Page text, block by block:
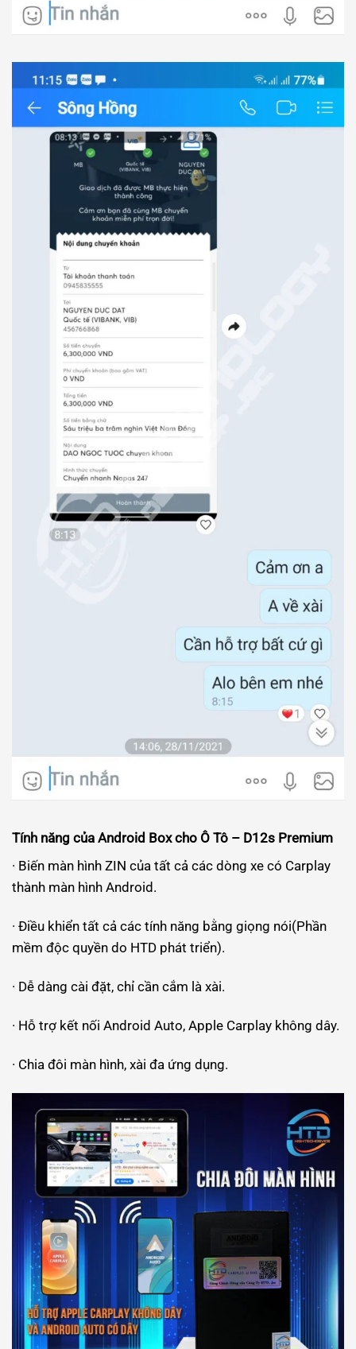
Tính năng của Android Box cho Ô Tô – D12s Premium
· Biến màn hình ZIN của tất cả các dòng xe có Carplay
thành màn hình Android.
· Điều khiển tất cả các tính năng bằng giọng nói(Phần
mềm độc quyền do HTD phát triển).
· Dễ dàng cài đặt, chỉ cần cắm là xài.
· Hỗ trợ kết nối Android Auto, Apple Carplay không dây.
· Chia đôi màn hình, xài đa ứng dụng.